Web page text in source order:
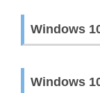
Windows
Windows